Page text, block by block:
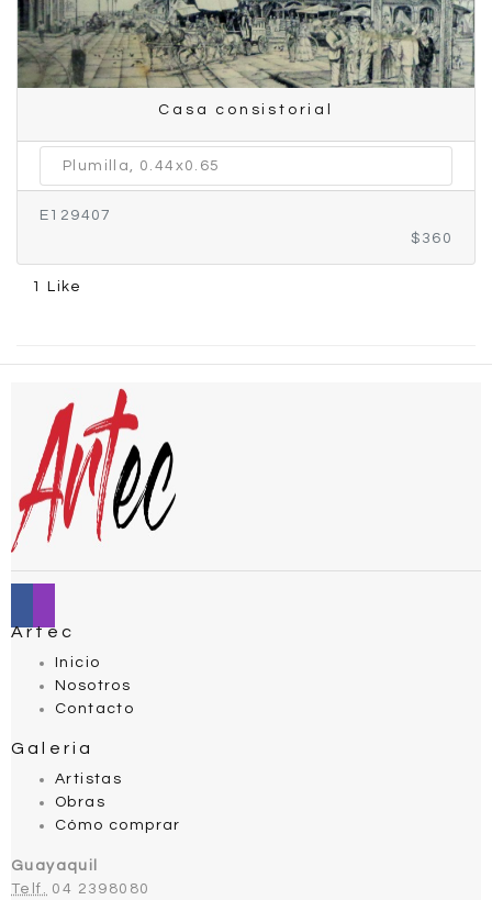
Casa consistorial
Plumilla, 0.44x0.65
E129407
$360
1 Like
Artec
Inicio
Nosotros
Contacto
Galeria
Artistas
Obras
Cómo comprar
Guayaquil
Telf. 04 2398080